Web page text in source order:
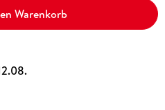
Warenkorb